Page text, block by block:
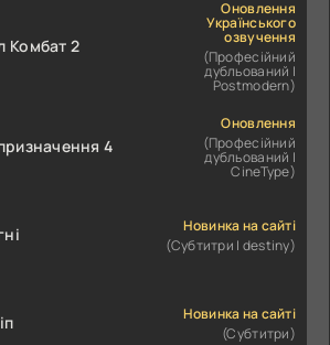
Комбат 2
Оновлення
Українського
озвучення
(Професійний
дубльований |
Postmodern)
4
Оновлення
(Професійний
дубльований |
CineType)
Новинка на сайті
(Субтитри | destiny)
Новинка на сайті
(Субтитри)